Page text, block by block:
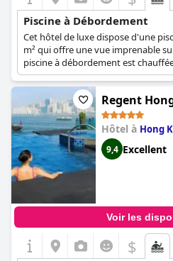
Piscine à Débordement
Cet hôtel de luxe dispose d'une
m² qui offre une vue imprenable
piscine à débordement est
qu'aux clients adultes.
Regent
Hôtel à Hong
9,4 Excellent
Voir les
$